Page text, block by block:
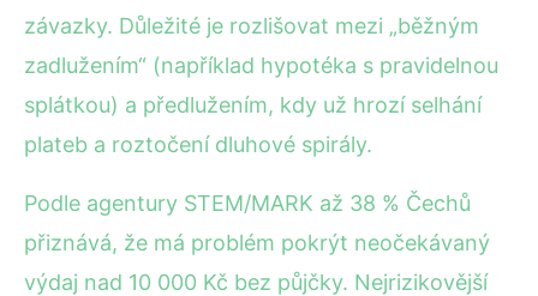
závazky. Důležité je rozlišovat mezi „běžným
zadlužením“ (například hypotéka s pravidelnou
splátkou) a předlužením, kdy už hrozí selhání
plateb a roztočení dluhové spirály.
Podle agentury STEM/MARK až 38 % Čechů
přiznává, že má problém pokrýt neočekávaný
výdaj nad 10 000 Kč bez půjčky. Nejrizikovější